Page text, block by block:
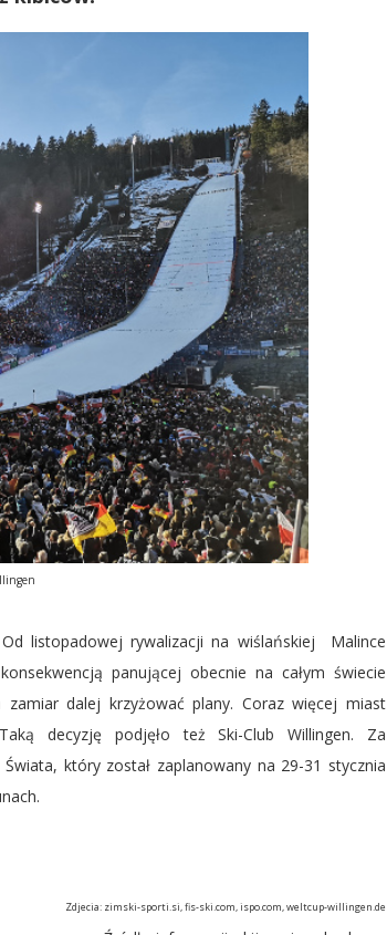
listopadowej rywalizacji na wiślańskiej Malince
panującej obecnie na całym świecie
dalej krzyżować plany. Coraz więcej miast
decyzję podjęło też Ski-Club Willingen. Za
który został zaplanowany na 29-31 stycznia
Zdjecia: zimski-sporti.si, fis-ski.com, ispo.com, weltcup-willingen.de